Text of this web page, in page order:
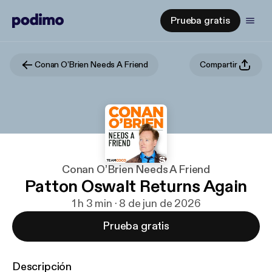
Prueba gratis
Conan O’Brien Needs A Friend Compartir
Conan O’Brien Needs A Friend
Patton Oswalt Returns Again
1 h 3 min · 8 de jun de 2026
Prueba gratis
Descripción